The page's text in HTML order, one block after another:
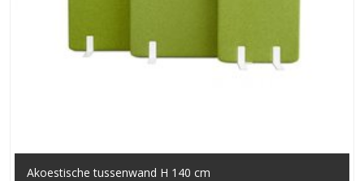
Akoestische tussenwand H 140 cm